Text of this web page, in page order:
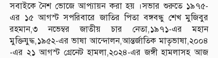
সবাইকে নৈশ ভোজে আপ্যায়ন করা হয় ।সভার শুরুতে ১৯৭৫-
এর ১৫ আগস্ট সপরিবারে জাতির পিতা বঙ্গবন্ধু শেখ মুজিবুর
রহমান,৩ নভেম্বর জাতীয় চার নেতা,১৯৭১-এর মহান
মুক্তিযুদ্ধ,১৯৫২-এর ভাষা আন্দোলন,আন্তর্জাতিক মাতৃভাষা,২০০৪
-এর ২১ আগস্ট গ্রেনেট হামলা,২০২৪-এর জঙ্গী হামলাসহ আজ